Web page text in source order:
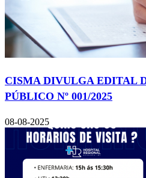
CISMA DIVULGA EDITAL
PÚBLICO Nº 001/2025
08-08-2025